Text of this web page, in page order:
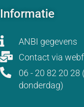
Informatie
ANBI gegevens
Contact via
06 - 20 82 20 28
donderdag)